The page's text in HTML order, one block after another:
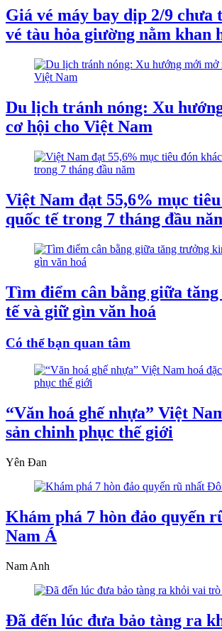
Giá vé máy bay dịp 2/9 chưa
vé tàu hỏa giường nằm khan
Du lịch tránh nóng: Xu
cơ hội cho Việt Nam
Việt Nam đạt 55,6% mục
quốc tế trong 7 tháng đầu
Tìm điểm cân bằng giữa
tế và giữ gìn văn hoá
Có thể bạn quan tâm
“Văn hoá ghế nhựa” Việt
sản chinh phục thế giới
Yên Đan
Khám phá 7 hòn đảo quyến
Nam Á
Nam Anh
Đã đến lúc đưa bảo tàng ra